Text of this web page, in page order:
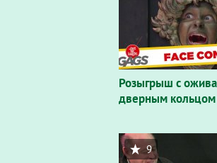
Розыгрыш с
дверным кольцом
9